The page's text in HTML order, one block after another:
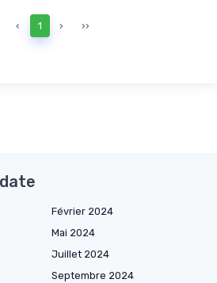
‹ 1 › ››
Février 2024
Mai 2024
Juillet 2024
Septembre 2024